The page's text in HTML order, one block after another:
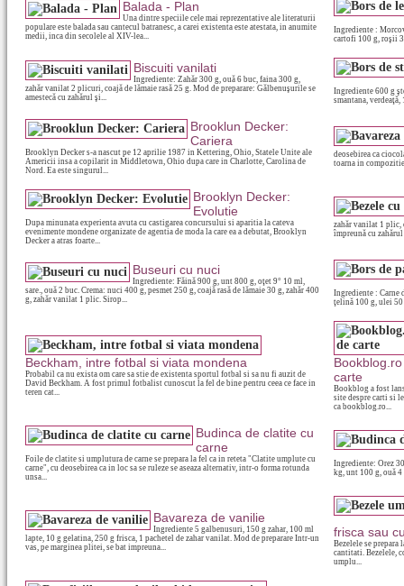
Balada - Plan
Una dintre speciile cele mai reprezentative ale literaturii
populare este balada sau cantecul batranesc, a carei existenta este atestata, in anumite
medii, inca din secolele al XIV-lea...
Ingrediente :
cartofi 100 g, roşii
Biscuiti vanilati
Ingrediente: Zahăr 300 g, ouă 6 buc, faina 300 g,
zahăr vanilat 2 plicuri, coajă de lămaie rasă 25 g. Mod de preparare: Gălbenuşurile se
amestecă cu zahărul şi...
Ingrediente 600 g
smantana, verdeaţă,
Brooklun Decker:
Cariera
Brooklyn Decker s-a nascut pe 12 aprilie 1987 in Kettering, Ohio, Statele Unite ale
Americii insa a copilarit in Middletown, Ohio dupa care in Charlotte, Carolina de
Nord. Ea este singurul...
deosebirea ca
toarna in
Brooklyn Decker:
Evolutie
Dupa minunata experienta avuta cu castigarea concursului si aparitia la cateva
evenimente mondene organizate de agentia de moda la care ea a debutat, Brooklyn
Decker a atras foarte...
zahăr vanilat 1 plic,
împreună cu zahărul
Buseuri cu nuci
Ingrediente: Făină 900 g, unt 800 g, oţet 9° 10 ml,
sare., ouă 2 buc. Crema: nuci 400 g, pesmet 250 g, coajă rasă de lămaie 30 g, zahăr 400
g, zahăr vanilat 1 plic. Sirop...
Ingrediente : Carne
ţelină 100 g, ulei 50
Beckham, intre fotbal si viata mondena
Probabil ca nu exista om care sa stie de existenta sportul fotbal si sa nu fi auzit de
David Beckham. A fost primul fotbalist cunoscut la fel de bine pentru ceea ce face in
teren cat...
carte
Bookblog a fost
site despre carti si
ca bookblog.ro...
Budinca de clatite cu
carne
Foile de clatite si umplutura de carne se prepara la fel ca in reteta "Clatite umplute cu
carne", cu deosebirea ca in loc sa se ruleze se aseaza alternativ, intr-o forma rotunda
unsa...
Ingrediente: Orez
kg, unt 100 g, ouă 4
Bavareza de vanilie
Ingrediente 5 galbenusuri, 150 g zahar, 100 ml
lapte, 10 g gelatina, 250 g frisca, 1 pachetel de zahar vanilat. Mod de preparare Intr-un
vas, pe marginea plitei, se bat impreuna...
frisca sau
Bezelele se prepara
cantitati. Bezelele,
umplu...